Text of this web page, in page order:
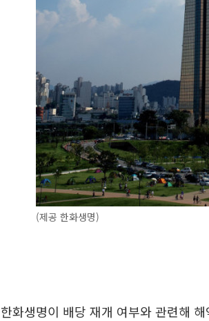
(제공 한화생명)
한화생명이 배당 재개 여부와 관련해